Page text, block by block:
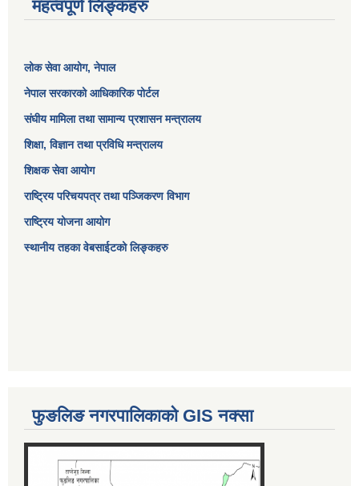
महत्वपूर्ण लिङ्कहरु
लोक सेवा आयोग, नेपाल
नेपाल सरकारको आधिकारिक पोर्टल
संघीय मामिला तथा सामान्य प्रशासन मन्त्रालय
शिक्षा, विज्ञान तथा प्रविधि मन्त्रालय
शिक्षक सेवा आयोग
राष्ट्रिय परिचयपत्र तथा पञ्जिकरण विभाग
राष्ट्रिय योजना आयोग
स्थानीय तहका वेबसाईटको लिङ्कहरु
फुङलिङ नगरपालिकाको GIS नक्सा